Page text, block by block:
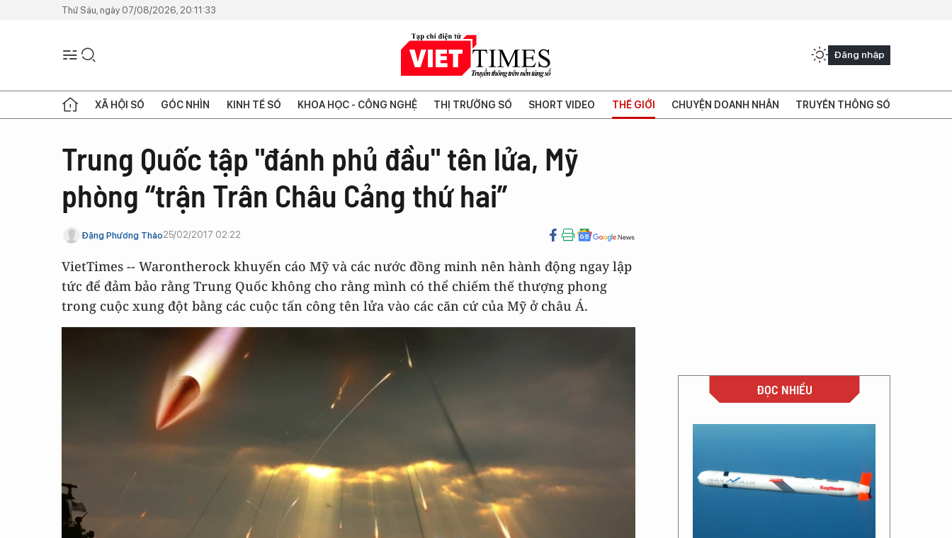
Thứ Sáu, ngày 07/08/2026, 20:11:33
Đăng nhập
XÃ HỘI SỐ GÓC NHÌN KINH TẾ SỐ KHOA HỌC - CÔNG NGHỆ THỊ TRƯỜNG SỐ SHORT VIDEO THẾ GIỚI CHUYỆN DOANH NHÂN TRUYỀN THÔNG SỐ
Trung Quốc tập "đánh phủ đầu" tên lửa, Mỹ
phòng “trận Trân Châu Cảng thứ hai”
Đặng Phương Thảo25/02/2017 02:22
VietTimes -- Warontherock khuyến cáo Mỹ và các nước đồng minh nên hành động ngay lập
tức để đảm bảo rằng Trung Quốc không cho rằng mình có thể chiếm thế thượng phong
trong cuộc xung đột bằng các cuộc tấn công tên lửa vào các căn cứ của Mỹ ở châu Á.
ĐỌC NHIỀU